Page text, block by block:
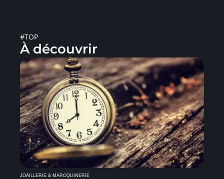
#TOP
À découvrir
JOAILLERIE & MAROQUINERIE